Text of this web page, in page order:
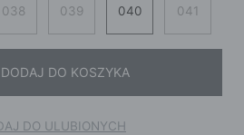
038 039 040 041
DODAJ DO KOSZYKA
DO ULUBIONYCH